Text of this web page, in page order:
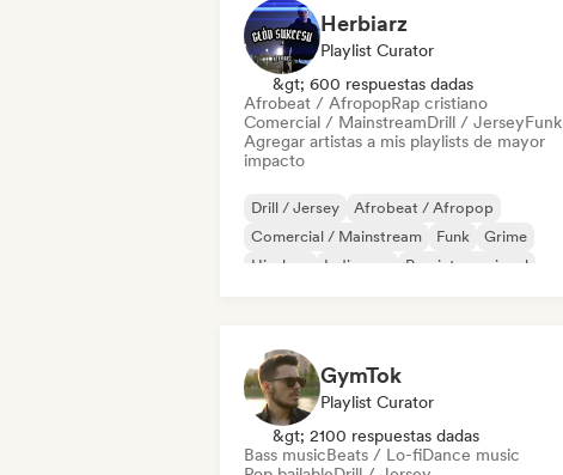
Herbiarz
Playlist Curator
&gt; 600 respuestas dadas
Afrobeat / AfropopRap cristiano
Comercial / MainstreamDrill / JerseyFunk
Agregar artistas a mis playlists de mayor
impacto
Drill / Jersey
Afrobeat / Afropop
Comercial / Mainstream
Funk
Grime
Hip-hop
Indie pop Pop internacional
GymTok
Playlist Curator
&gt; 2100 respuestas dadas
Bass musicBeats / Lo-fiDance music